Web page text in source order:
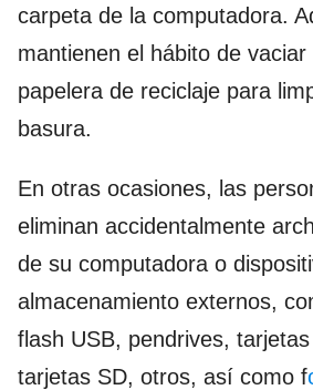
carpeta de la computadora.
mantienen el hábito de
papelera de reciclaje para
basura.
En otras ocasiones, las
eliminan accidentalmente
de su computadora o
almacenamiento externos,
flash USB, pendrives,
tarjetas SD, otros, así como f